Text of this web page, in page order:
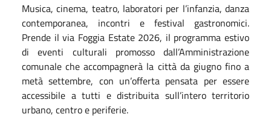
Musica, cinema, teatro, laboratori per l’infanzia, danza
contemporanea, incontri e festival gastronomici.
Prende il via Foggia Estate 2026, il programma estivo
di eventi culturali promosso dall’Amministrazione
comunale che accompagnerà la città da giugno fino a
metà settembre, con un’offerta pensata per essere
accessibile a tutti e distribuita sull’intero territorio
urbano, centro e periferie.